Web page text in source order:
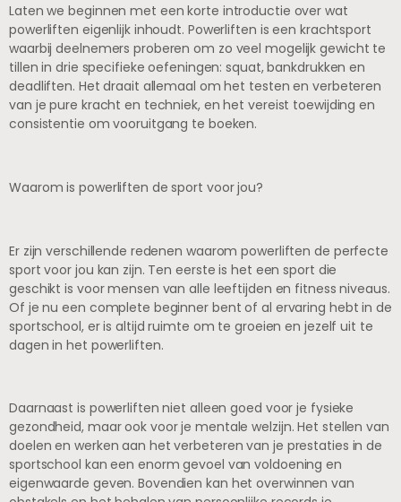
Laten we beginnen met een korte introductie over wat
powerliften eigenlijk inhoudt. Powerliften is een krachtsport
waarbij deelnemers proberen om zo veel mogelijk gewicht te
tillen in drie specifieke oefeningen: squat, bankdrukken en
deadliften. Het draait allemaal om het testen en verbeteren
van je pure kracht en techniek, en het vereist toewijding en
consistentie om vooruitgang te boeken.
Waarom is powerliften de sport voor jou?
Er zijn verschillende redenen waarom powerliften de perfecte
sport voor jou kan zijn. Ten eerste is het een sport die
geschikt is voor mensen van alle leeftijden en fitness niveaus.
Of je nu een complete beginner bent of al ervaring hebt in de
sportschool, er is altijd ruimte om te groeien en jezelf uit te
dagen in het powerliften.
Daarnaast is powerliften niet alleen goed voor je fysieke
gezondheid, maar ook voor je mentale welzijn. Het stellen van
doelen en werken aan het verbeteren van je prestaties in de
sportschool kan een enorm gevoel van voldoening en
eigenwaarde geven. Bovendien kan het overwinnen van